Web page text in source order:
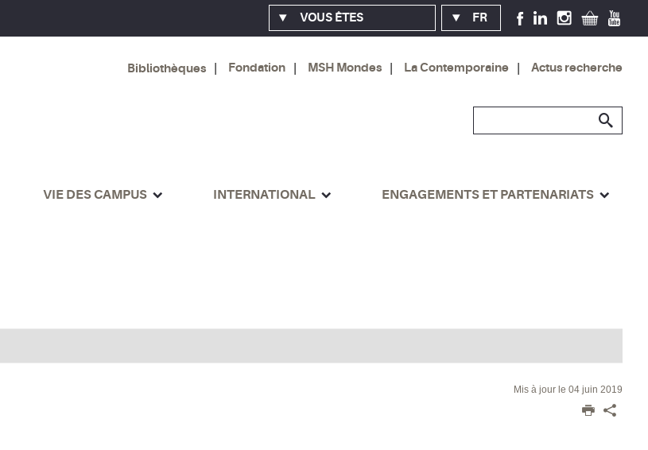
VOUS ÊTES FR
Bibliothèques Fondation MSH Mondes La Contemporaine Actus recherche
VIE DES CAMPUS INTERNATIONAL ENGAGEMENTS ET PARTENARIATS
Mis à jour le 04 juin 2019